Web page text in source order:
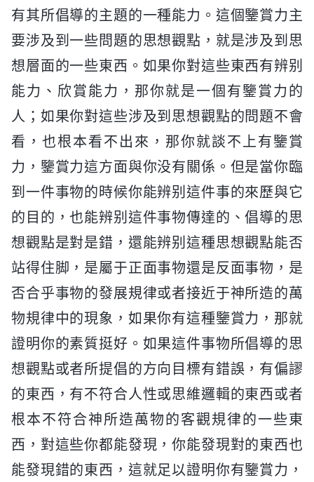
有其所倡導的主題的一種能力。這個鑒賞力主
要涉及到一些問題的思想觀點，就是涉及到思
想層面的一些東西。如果你對這些東西有辨别
能力、欣賞能力，那你就是一個有鑒賞力的
人；如果你對這些涉及到思想觀點的問題不會
看，也根本看不出來，那你就談不上有鑒賞
力，鑒賞力這方面與你没有關係。但是當你臨
到一件事物的時候你能辨别這件事的來歷與它
的目的，也能辨别這件事物傳達的、倡導的思
想觀點是對是錯，還能辨别這種思想觀點能否
站得住脚，是屬于正面事物還是反面事物，是
否合乎事物的發展規律或者接近于神所造的萬
物規律中的現象，如果你有這種鑒賞力，那就
證明你的素質挺好。如果這件事物所倡導的思
想觀點或者所提倡的方向目標有錯誤，有偏謬
的東西，有不符合人性或思維邏輯的東西或者
根本不符合神所造萬物的客觀規律的一些東
西，對這些你都能發現，你能發現對的東西也
能發現錯的東西，這就足以證明你有鑒賞力，